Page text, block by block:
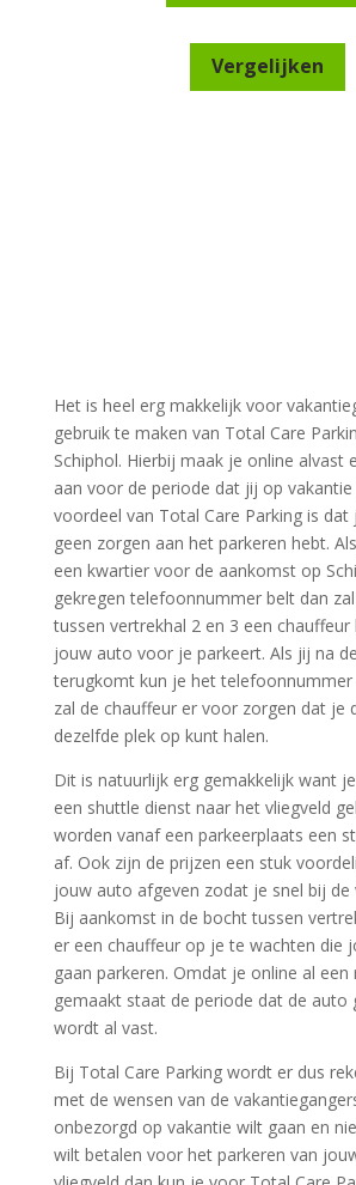
Vergelijken
Het is heel erg makkelijk voor
gebruik te maken van Total Care
Schiphol. Hierbij maak je online alvast
aan voor de periode dat jij op
voordeel van Total Care Parking is dat
geen zorgen aan het parkeren hebt.
een kwartier voor de aankomst op
gekregen telefoonnummer belt dan
tussen vertrekhal 2 en 3 een chauffeur
jouw auto voor je parkeert. Als jij na
terugkomt kun je het telefoonnummer
zal de chauffeur er voor zorgen dat je
dezelfde plek op kunt halen.
Dit is natuurlijk erg gemakkelijk want
een shuttle dienst naar het vliegveld
worden vanaf een parkeerplaats een
af. Ook zijn de prijzen een stuk
jouw auto afgeven zodat je snel bij de
Bij aankomst in de bocht tussen
er een chauffeur op je te wachten die
gaan parkeren. Omdat je online al
gemaakt staat de periode dat de auto
wordt al vast.
Bij Total Care Parking wordt er dus
met de wensen van de
onbezorgd op vakantie wilt gaan en
wilt betalen voor het parkeren van